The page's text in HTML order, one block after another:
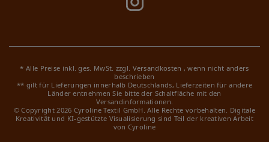
* Alle Preise inkl. ges. MwSt. zzgl. Versandkosten , wenn nicht anders
beschrieben
** gilt für Lieferungen innerhalb Deutschlands, Lieferzeiten für andere
Länder entnehmen Sie bitte der Schaltfläche mit den
Versandinformationen.
© Copyright 2026 Cyroline Textil GmbH. Alle Rechte vorbehalten. Digitale
Kreativität und KI-gestützte Visualisierung sind Teil der kreativen Arbeit
von Cyroline